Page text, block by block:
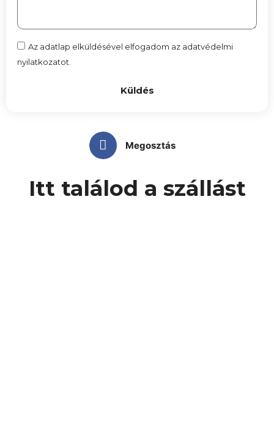
Az adatlap elküldésével elfogadom az adatvédelmi
nyilatkozatot.
Küldés
Megosztás
Itt találod a szállást